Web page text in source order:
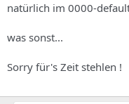
natürlich im 0000-
was sonst...
Sorry für's Zeit stehlen !